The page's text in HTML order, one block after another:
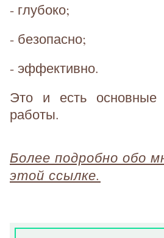
- глубоко;
- безопасно;
- эффективно.
Это и есть основные
работы.
Более подробно обо
этой ссылке.